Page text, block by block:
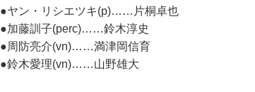
●ヤン・リシエツキ(p)……片桐卓也
●加藤訓子(perc)……鈴木淳史
●周防亮介(vn)……満津岡信育
●鈴木愛理(vn)……山野雄大